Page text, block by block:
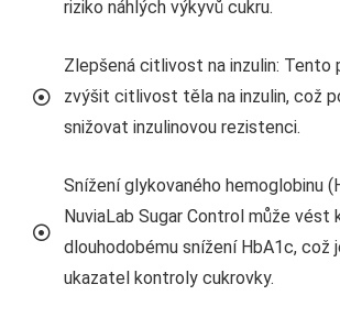
riziko náhlých výkyvů cukru.
Zlepšená citlivost na inzulin: Tento
zvýšit citlivost těla na inzulin, což
snižovat inzulinovou rezistenci.
Snížení glykovaného hemoglobinu
NuviaLab Sugar Control může vést
dlouhodobému snížení HbA1c, což
ukazatel kontroly cukrovky.